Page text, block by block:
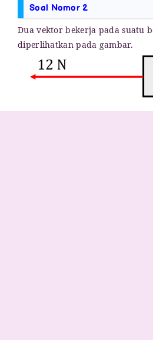
Soal Nomor 2
Dua vektor bekerja pada suatu
diperlihatkan pada gambar.